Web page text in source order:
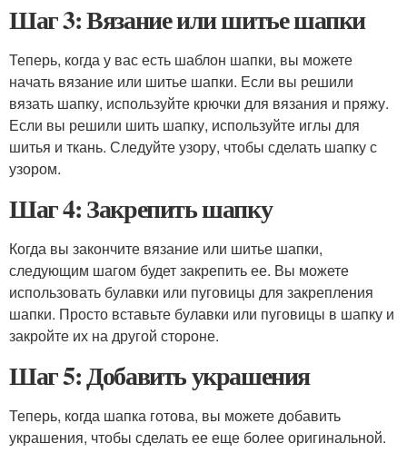
Шаг 3: Вязание или шитье шапки
Теперь, когда у вас есть шаблон шапки, вы можете
начать вязание или шитье шапки. Если вы решили
вязать шапку, используйте крючки для вязания и пряжу.
Если вы решили шить шапку, используйте иглы для
шитья и ткань. Следуйте узору, чтобы сделать шапку с
узором.
Шаг 4: Закрепить шапку
Когда вы закончите вязание или шитье шапки,
следующим шагом будет закрепить ее. Вы можете
использовать булавки или пуговицы для закрепления
шапки. Просто вставьте булавки или пуговицы в шапку и
закройте их на другой стороне.
Шаг 5: Добавить украшения
Теперь, когда шапка готова, вы можете добавить
украшения, чтобы сделать ее еще более оригинальной.